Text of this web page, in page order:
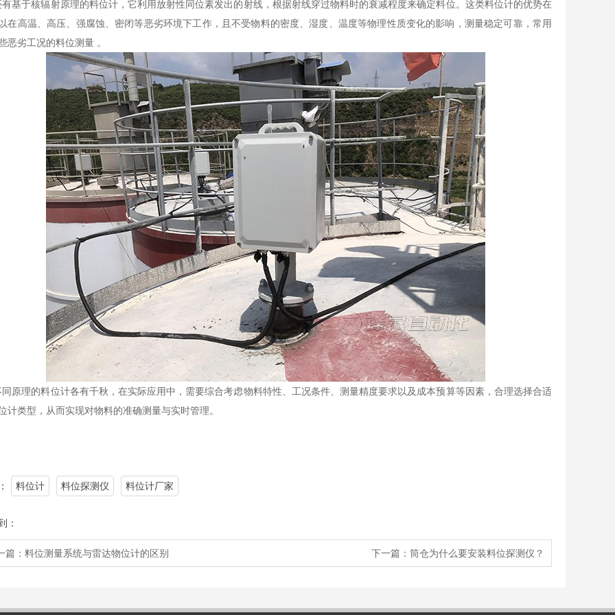
基于核辐射原理的料位计，它利用放射性同位素发出的射线，根据射线穿过物料时的衰减程度来确定料位。这类料位计的优势在
在高温、高压、强腐蚀、密闭等恶劣环境下工作，且不受物料的密度、湿度、温度等物理性质变化的影响，测量稳定可靠，常用
恶劣工况的料位测量 。
原理的料位计各有千秋，在实际应用中，需要综合考虑物料特性、工况条件、测量精度要求以及成本预算等因素，合理选择合适
计类型，从而实现对物料的准确测量与实时管理。
料位计 料位探测仪 料位计厂家
：
篇： 料位测量系统与雷达物位计的区别 下一篇： 筒仓为什么要安装料位探测仪？